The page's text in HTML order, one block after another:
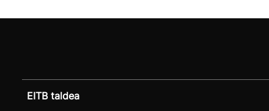
EITB taldea